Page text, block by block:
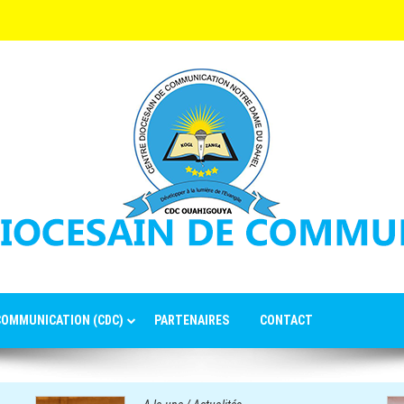
(CDC) PARTENAIRES CONTACT